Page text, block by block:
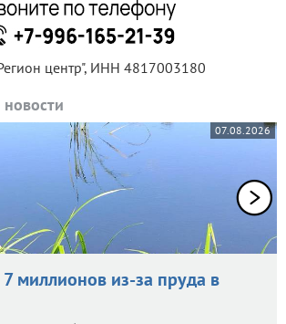
центр", ИНН 4817003180
07.08.2026
миллионов из-за пруда в